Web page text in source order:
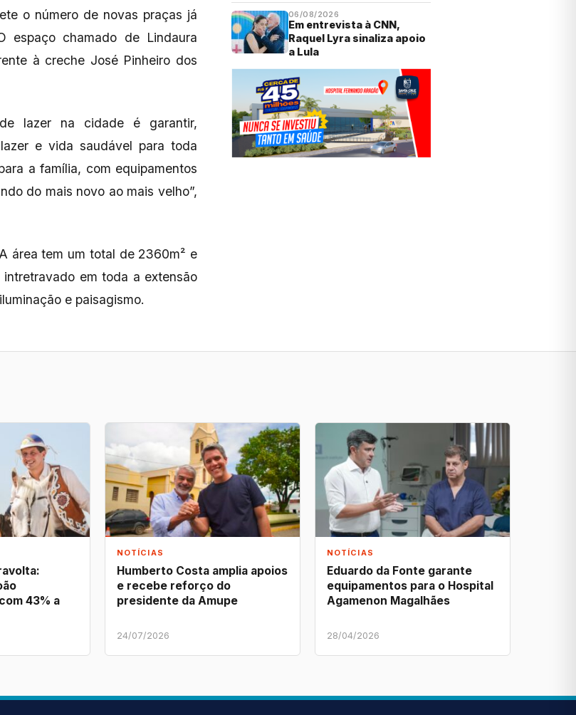
o número de novas praças já
espaço chamado de Lindaura
à creche José Pinheiro dos
lazer na cidade é garantir,
e vida saudável para toda
a família, com equipamentos
do mais novo ao mais velho”,
área tem um total de 2360m² e
em toda a extensão
e paisagismo.
06/08/2026
Em entrevista à CNN,
Raquel Lyra sinaliza apoio
a Lula
43% a
NOTÍCIAS
Humberto Costa amplia apoios
e recebe reforço do
presidente da Amupe
24/07/2026
NOTÍCIAS
Eduardo da Fonte garante
equipamentos para o Hospital
Agamenon Magalhães
28/04/2026